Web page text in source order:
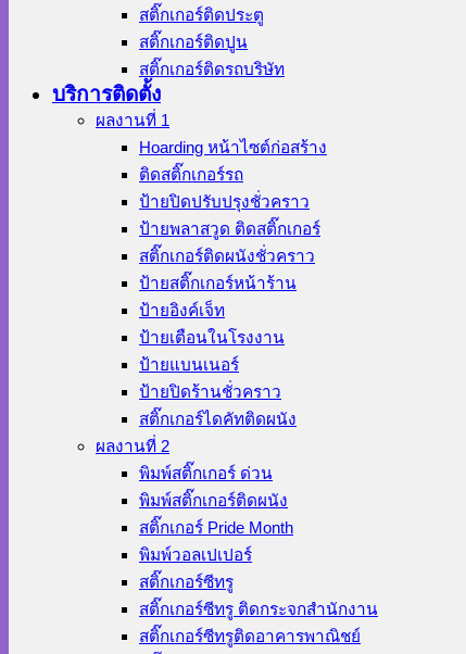
สติ๊กเกอร์ติดประตู
สติ๊กเกอร์ติดปูน
สติ๊กเกอร์ติดรถบริษัท
บริการติดตั้ง
ผลงานที่ 1
Hoarding หน้าไซต์ก่อสร้าง
ติดสติ๊กเกอร์รถ
ป้ายปิดปรับปรุงชั่วคราว
ป้ายพลาสวูด ติดสติ๊กเกอร์
สติ๊กเกอร์ติดผนังชั่วคราว
ป้ายสติ๊กเกอร์หน้าร้าน
ป้ายอิงค์เจ็ท
ป้ายเตือนในโรงงาน
ป้ายแบนเนอร์
ป้ายปิดร้านชั่วคราว
สติ๊กเกอร์ไดคัทติดผนัง
ผลงานที่ 2
พิมพ์สติ๊กเกอร์ ด่วน
พิมพ์สติ๊กเกอร์ติดผนัง
สติ๊กเกอร์ Pride Month
พิมพ์วอลเปเปอร์
สติ๊กเกอร์ซีทรู
สติ๊กเกอร์ซีทรู ติดกระจกสำนักงาน
สติ๊กเกอร์ซีทรูติดอาคารพาณิชย์